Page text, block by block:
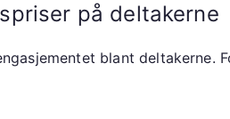
på deltakerne
blant